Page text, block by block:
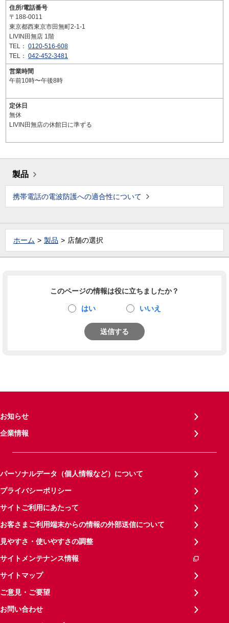
住所/電話番号
〒188-0011
東京都西東京市田無町2-1-1
LIVIN田無店 1階
TEL： 0120-516-608
TEL： 042-452-3481
営業時間
午前10時〜午後8時
定休日
無休
LIVIN田無店の休館日に準ずる
製品
携帯電話の電波防護への適合性について
ホーム 製品 店舗の選択
このページの情報は役に立ちましたか？
はい いいえ
送信する
お知らせ
企業情報
パーソナルデータ（個人情報など）について
プライバシーポリシー
サイトご利用にあたって
お客さまご利用端末からの情報の外部送信について
見やすさ・使いやすさの調整
サイトメンテナンス情報
サイトマップ
ご意見・ご要望
お問い合わせ